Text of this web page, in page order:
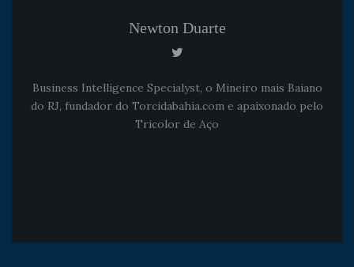
Newton Duarte
Business Intelligence Specialyst, o Mineiro mais Baiano
do RJ, fundador do Torcidabahia.com e apaixonado pelo
Tricolor de Aço